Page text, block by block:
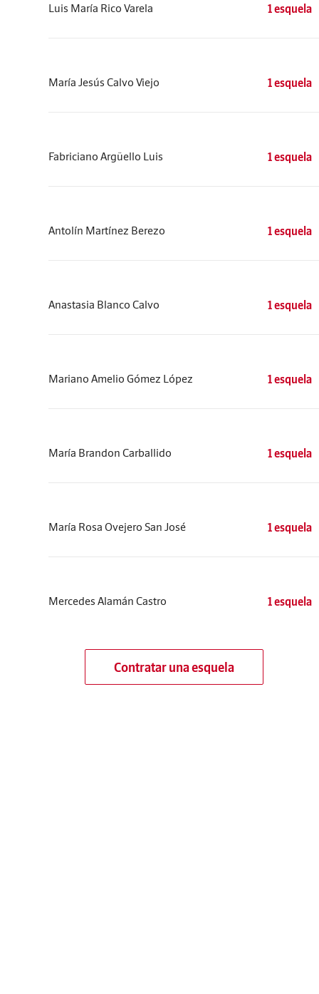
Luis María Rico Varela 1 esquela
María Jesús Calvo Viejo 1 esquela
Fabriciano Argüello Luis 1 esquela
Antolín Martínez Berezo 1 esquela
Anastasia Blanco Calvo 1 esquela
Mariano Amelio Gómez López 1 esquela
María Brandon Carballido 1 esquela
María Rosa Ovejero San José 1 esquela
Mercedes Alamán Castro 1 esquela
Contratar una esquela